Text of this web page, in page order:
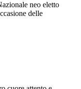
neo eletto
delle